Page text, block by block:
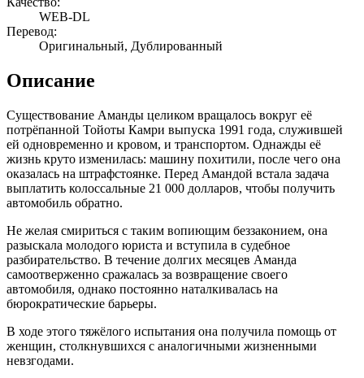
WEB-DL
Перевод:
Оригинальный, Дублированный
Описание
Существование Аманды целиком вращалось вокруг её
потрёпанной Тойоты Камри выпуска 1991 года, служившей
ей одновременно и кровом, и транспортом. Однажды её
жизнь круто изменилась: машину похитили, после чего она
оказалась на штрафстоянке. Перед Амандой встала задача
выплатить колоссальные 21 000 долларов, чтобы получить
автомобиль обратно.
Не желая смириться с таким вопиющим беззаконием, она
разыскала молодого юриста и вступила в судебное
разбирательство. В течение долгих месяцев Аманда
самоотверженно сражалась за возвращение своего
автомобиля, однако постоянно наталкивалась на
бюрократические барьеры.
В ходе этого тяжёлого испытания она получила помощь от
женщин, столкнувшихся с аналогичными жизненными
невзгодами.